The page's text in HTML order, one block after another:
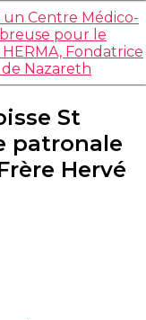
un Centre Médico-
pour le
Fondatrice
Nazareth
St
patronale
Hervé